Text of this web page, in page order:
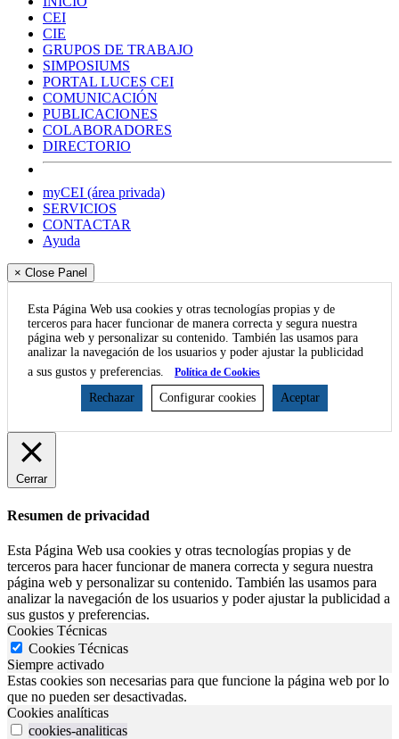
CEI
CIE
GRUPOS DE TRABAJO
SIMPOSIUMS
PORTAL LUCES CEI
COMUNICACIÓN
PUBLICACIONES
COLABORADORES
DIRECTORIO
myCEI (área privada)
SERVICIOS
CONTACTAR
Ayuda
× Close Panel
Esta Página Web usa cookies y otras tecnologías propias y de
terceros para hacer funcionar de manera correcta y segura nuestra
página web y personalizar su contenido. También las usamos para
analizar la navegación de los usuarios y poder ajustar la publicidad
a sus gustos y preferencias.
Política de Cookies
Rechazar Configurar cookies Aceptar
Cerrar
Resumen de privacidad
Esta Página Web usa cookies y otras tecnologías propias y de
terceros para hacer funcionar de manera correcta y segura nuestra
página web y personalizar su contenido. También las usamos para
analizar la navegación de los usuarios y poder ajustar la publicidad a
sus gustos y preferencias.
Cookies Técnicas
Cookies Técnicas
Siempre activado
Estas cookies son necesarias para que funcione la página web por lo
que no pueden ser desactivadas.
Cookies analíticas
cookies-analiticas